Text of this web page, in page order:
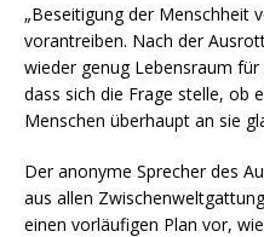
„Beseitigung der Menschheit
vorantreiben. Nach der
wieder genug Lebensraum
dass sich die Frage stelle, ob
Menschen überhaupt an sie
Der anonyme Sprecher des
aus allen
einen vorläufigen Plan vor,